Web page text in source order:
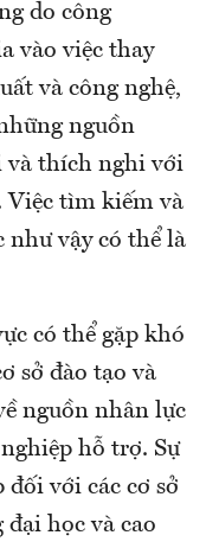
do công
vào việc thay
và công nghệ,
nguồn
và thích nghi với
Việc tìm kiếm và
vậy có thể là
có thể gặp khó
sở đào tạo và
nguồn nhân lực
hỗ trợ. Sự
với các cơ sở
đại học và cao